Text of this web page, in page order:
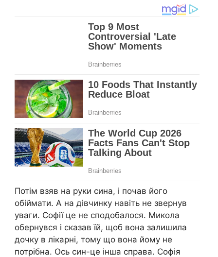
Потім взяв на руки сина, і почав його
обіймати. А на дівчинку навіть не звернув
уваги. Софії це не сподобалося. Микола
обернувся і сказав їй, щоб вона залишила
дочку в лікарні, тому що вона йому не
потрібна. Ось син-це інша справа. Софія